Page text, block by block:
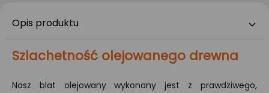
Opis produktu
Szlachetność olejowanego drewna
Nasz blat olejowany wykonany jest z prawdziwego,